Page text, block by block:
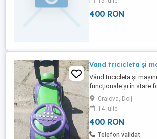
400 RON
Vand tricicleta și
Vând tricicleta și
funcționale și în stare
tricicleta 250 lei Preț
Detalii in privat
Craiova, Dolj
14 iulie
400 RON
Telefon validat